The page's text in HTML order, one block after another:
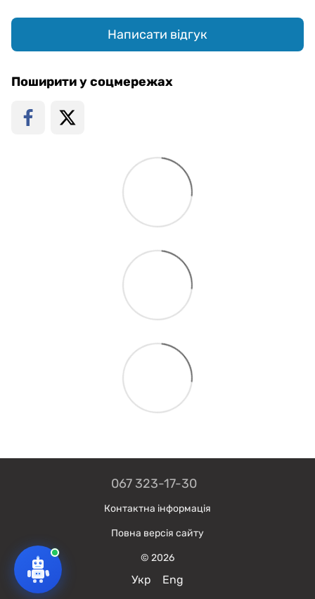
Написати відгук
Поширити у соцмережах
067 323-17-30
Контактна інформація
Повна версія сайту
© 2026
Укр Eng